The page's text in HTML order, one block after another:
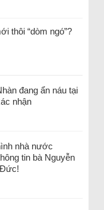
thôi “dòm ngó”?
đang ẩn náu tại
nhận
nhà nước
tin bà Nguyễn